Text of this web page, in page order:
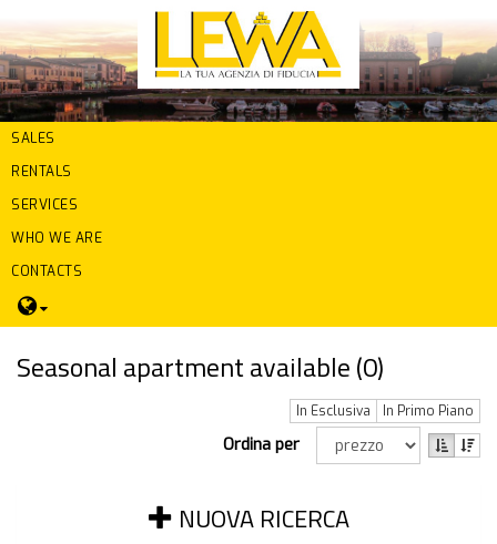
SALES
RENTALS
SERVICES
WHO WE ARE
CONTACTS
Seasonal apartment available (0)
In Esclusiva In Primo Piano
Ordina per
NUOVA RICERCA